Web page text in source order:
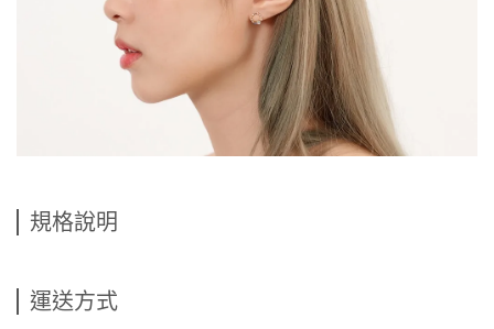
規格說明
運送方式